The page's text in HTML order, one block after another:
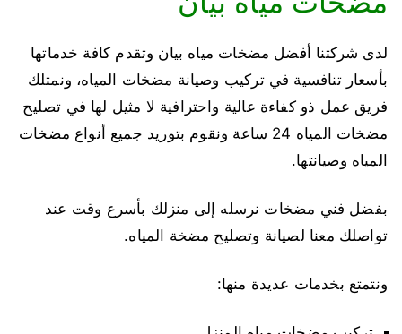
لدى شركتنا أفضل مضخات مياه بيان وتقدم كافة خدماتها
بأسعار تنافسية في تركيب وصيانة مضخات المياه، ونمتلك
فريق عمل ذو كفاءة عالية واحترافية لا مثيل لها في تصليح
مضخات المياه 24 ساعة ونقوم بتوريد جميع أنواع مضخات
المياه وصيانتها.
بفضل فني مضخات نرسله إلى منزلك بأسرع وقت عند
تواصلك معنا لصيانة وتصليح مضخة المياه.
ونتمتع بخدمات عديدة منها: